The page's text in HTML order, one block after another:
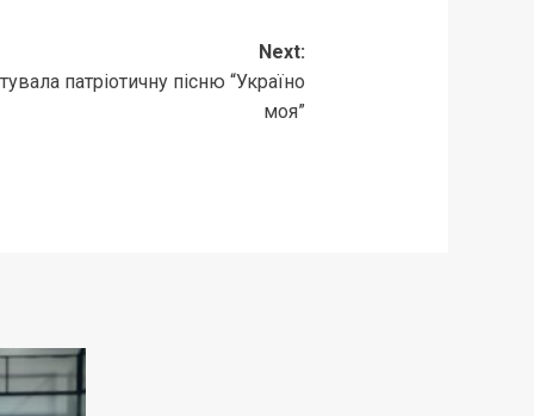
Next:
патріотичну пісню “Україно
моя”